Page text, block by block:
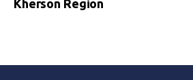
Kherson Region